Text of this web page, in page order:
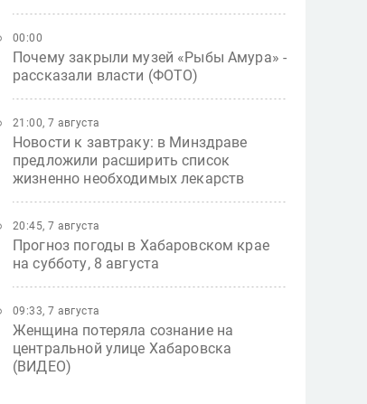
Почему закрыли музей «Рыбы Амура» -
рассказали власти (ФОТО)
00:00
Новости к завтраку: в Минздраве
предложили расширить список
жизненно необходимых лекарств
21:00, 7 августа
Прогноз погоды в Хабаровском крае
на субботу, 8 августа
20:45, 7 августа
Женщина потеряла сознание на
центральной улице Хабаровска
(ВИДЕО)
09:33, 7 августа